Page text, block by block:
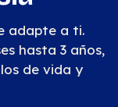
adapte a ti.
hasta 3 años,
de vida y